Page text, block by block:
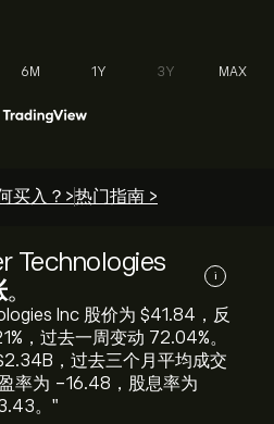
6M 1Y 3Y MAX
买入？>热门指南 >
Technologies
。 i
Inc 股价为 ‎$‎41.84，反
，过去一周变动 ‎72.04‎%。
，过去三个月平均成交
率为 -16.48，股息率为
。"